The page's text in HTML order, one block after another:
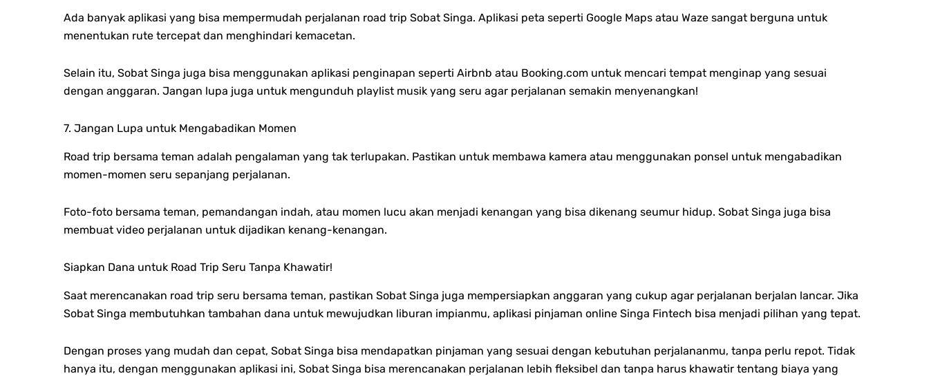
Ada banyak aplikasi yang bisa mempermudah perjalanan road trip Sobat Singa. Aplikasi peta seperti Google Maps atau Waze sangat berguna untuk
menentukan rute tercepat dan menghindari kemacetan.
Selain itu, Sobat Singa juga bisa menggunakan aplikasi penginapan seperti Airbnb atau Booking.com untuk mencari tempat menginap yang sesuai
dengan anggaran. Jangan lupa juga untuk mengunduh playlist musik yang seru agar perjalanan semakin menyenangkan!
7. Jangan Lupa untuk Mengabadikan Momen
Road trip bersama teman adalah pengalaman yang tak terlupakan. Pastikan untuk membawa kamera atau menggunakan ponsel untuk mengabadikan
momen-momen seru sepanjang perjalanan.
Foto-foto bersama teman, pemandangan indah, atau momen lucu akan menjadi kenangan yang bisa dikenang seumur hidup. Sobat Singa juga bisa
membuat video perjalanan untuk dijadikan kenang-kenangan.
Siapkan Dana untuk Road Trip Seru Tanpa Khawatir!
Saat merencanakan road trip seru bersama teman, pastikan Sobat Singa juga mempersiapkan anggaran yang cukup agar perjalanan berjalan lancar. Jika
Sobat Singa membutuhkan tambahan dana untuk mewujudkan liburan impianmu, aplikasi pinjaman online Singa Fintech bisa menjadi pilihan yang tepat.
Dengan proses yang mudah dan cepat, Sobat Singa bisa mendapatkan pinjaman yang sesuai dengan kebutuhan perjalananmu, tanpa perlu repot. Tidak
hanya itu, dengan menggunakan aplikasi ini, Sobat Singa bisa merencanakan perjalanan lebih fleksibel dan tanpa harus khawatir tentang biaya yang